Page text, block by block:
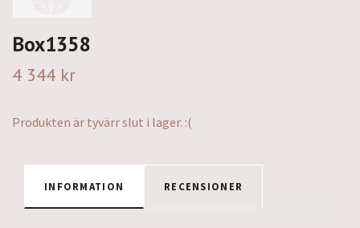
Box1358
4 344 kr
Produkten är tyvärr slut i lager. :(
INFORMATION RECENSIONER